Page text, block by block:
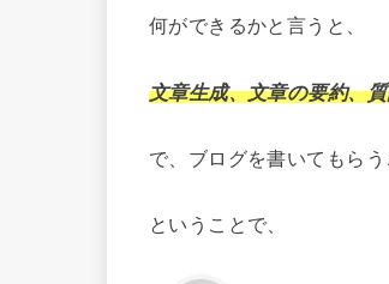
何ができるかと言うと、
文章生成、文章の要約、
で、ブログを書いてもら
ということで、